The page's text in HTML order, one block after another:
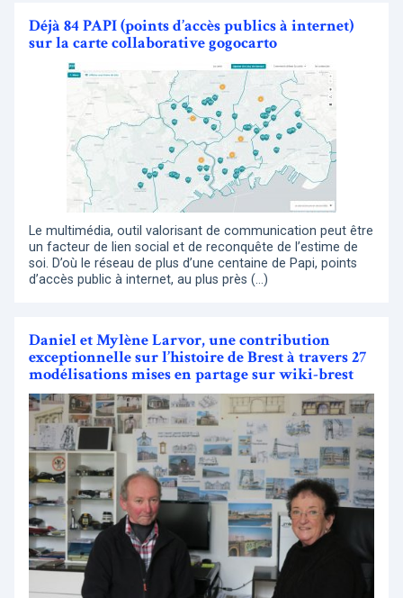
Déjà 84 PAPI (points d’accès publics à internet)
sur la carte collaborative gogocarto
Le multimédia, outil valorisant de communication peut être
un facteur de lien social et de reconquête de l’estime de
soi. D’où le réseau de plus d’une centaine de Papi, points
d’accès public à internet, au plus près (…)
Daniel et Mylène Larvor, une contribution
exceptionnelle sur l’histoire de Brest à travers 27
modélisations mises en partage sur wiki-brest